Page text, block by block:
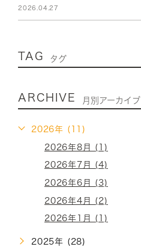
2026.04.27
TAG タグ
ARCHIVE 月別アーカイブ
2026年 (11)
2026年8月 (1)
2026年7月 (4)
2026年6月 (3)
2026年4月 (2)
2026年1月 (1)
2025年 (28)